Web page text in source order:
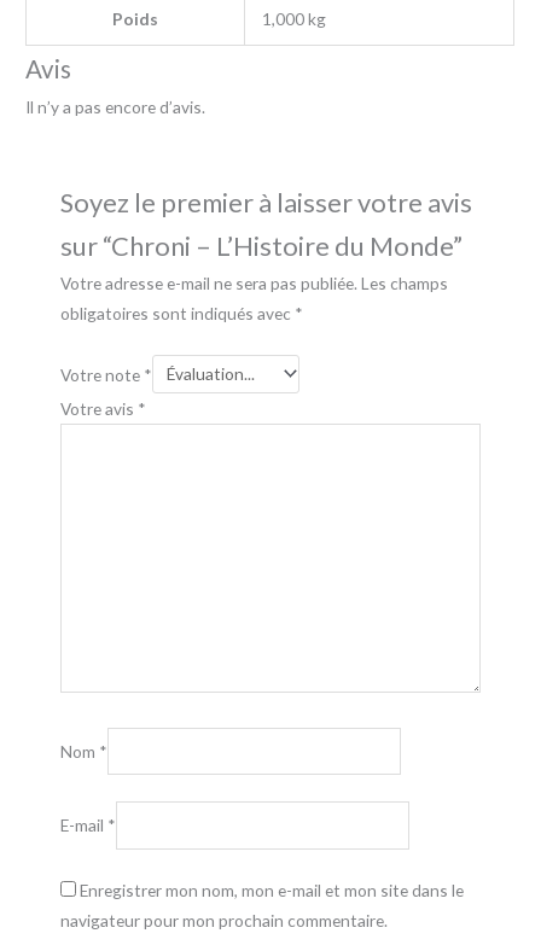
Poids 1,000 kg
Avis
Il n’y a pas encore d’avis.
Soyez le premier à laisser votre avis
sur “Chroni – L’Histoire du Monde”
Votre adresse e-mail ne sera pas publiée. Les champs
obligatoires sont indiqués avec *
Votre note *
Votre avis *
Nom *
E-mail *
Enregistrer mon nom, mon e-mail et mon site dans le
navigateur pour mon prochain commentaire.